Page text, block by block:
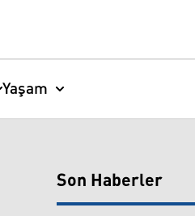
Yaşam
Son Haberler